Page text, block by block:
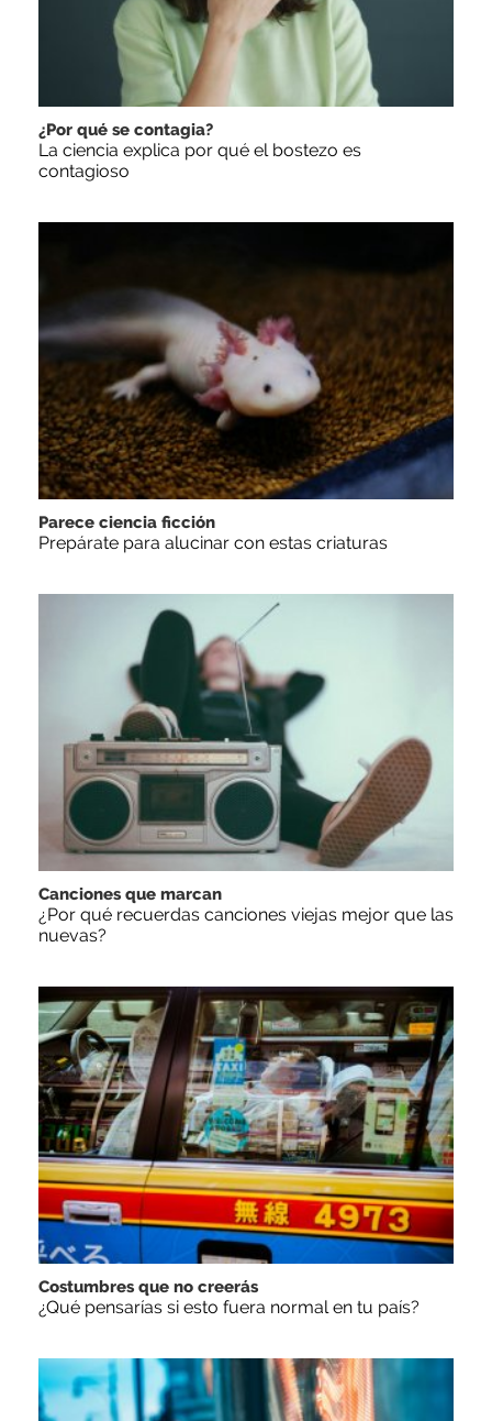
¿Por qué se contagia?
La ciencia explica por qué el bostezo es
contagioso
Parece ciencia ficción
Prepárate para alucinar con estas criaturas
Canciones que marcan
¿Por qué recuerdas canciones viejas mejor que las
nuevas?
Costumbres que no creerás
¿Qué pensarías si esto fuera normal en tu país?